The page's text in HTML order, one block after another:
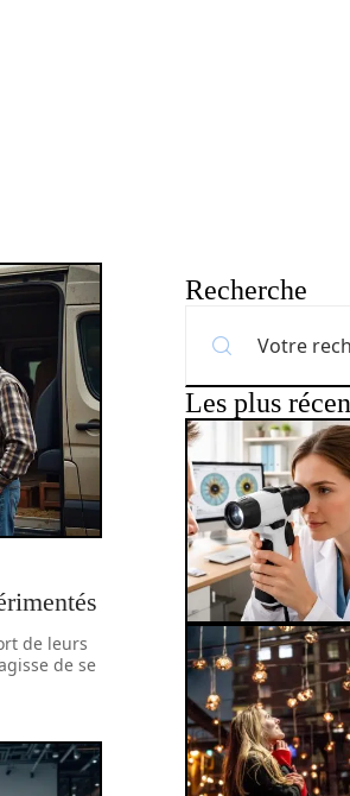
de leurs
de se
Recherche
Les plus